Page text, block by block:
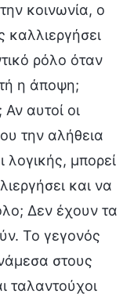
κοινωνία, ο
καλλιεργήσει
ρόλο όταν
η άποψη;
αυτοί οι
την αλήθεια
λογικής, μπορεί
και να
Δεν έχουν τα
Το γεγονός
στους
ταλαντούχοι